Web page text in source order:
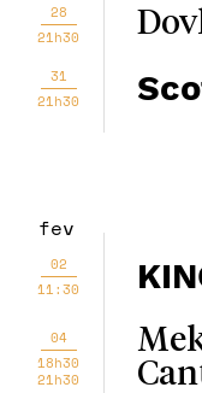
28
21h30
31
21h30
fev
02
11:30
04
18h30
21h30